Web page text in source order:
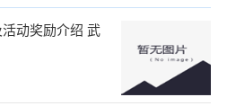
动奖励介绍 武